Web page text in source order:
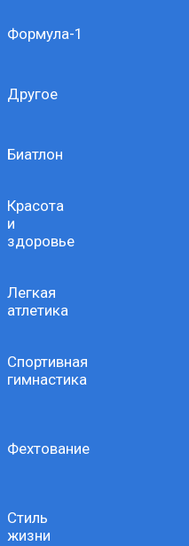
Формула-1
Другое
Биатлон
Красота
и
здоровье
Легкая
атлетика
Спортивная
гимнастика
Фехтование
Стиль
жизни